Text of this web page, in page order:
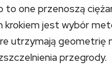
to one przenoszą
krokiem jest wybór
utrzymają geometrię
przegrody.